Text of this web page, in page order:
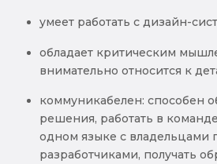
умеет работать с дизайн-
обладает критическим
внимательно относится к
коммуникабелен: способен
решения, работать в
одном языке с владельцами
разработчиками, получать